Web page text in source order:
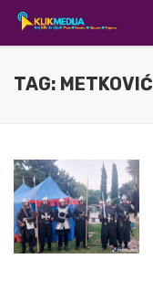
TAG: METKOVIĆ